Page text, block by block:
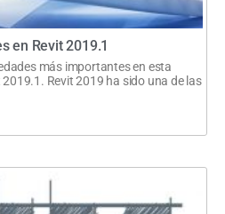
en Revit 2019.1
más importantes en esta
Revit 2019 ha sido una de las